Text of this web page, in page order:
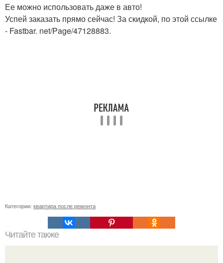
Ее можно использовать даже в авто!
Успей заказать прямо сейчас! За скидкой, по этой ссылке
- Fastbar. net/Page/47128883.
Категории: квартира после ремонта
Читайте также